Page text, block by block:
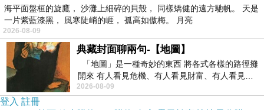
海平面盤桓的旋鷹， 沙灘上細碎的貝殼， 同樣矯健的遠方馳帆。 天是
一片紫藍漆黑， 風寒陡峭的崕， 孤高如傲梅。 月亮
2026-08-09
典藏封面聊兩句-【地圖】
「地圖」是一種奇妙的東西 將各式各樣的路徑攤
開來 有人看見危機、有人看見財富、有人看見…
從中可以發掘出不同的
2026-08-09
登入 註冊